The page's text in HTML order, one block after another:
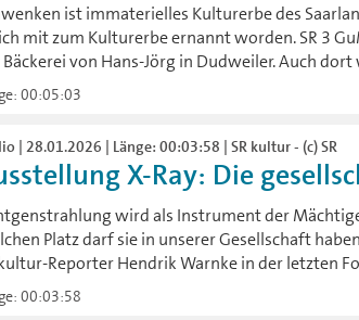
ist immaterielles Kulturerbe des
mit zum Kulturerbe ernannt worden. SR 3
von Hans-Jörg in Dudweiler. Auch
00:05:03
| 28.01.2026 | Länge: 00:03:58 | SR kultur - (c) SR
X-Ray: Die
wird als Instrument der
Platz darf sie in unserer Gesellschaft
Reporter Hendrik Warnke in der letzten
00:03:58